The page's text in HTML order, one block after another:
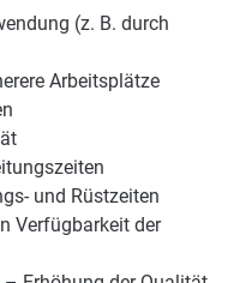
(z. B. durch
Arbeitsplätze
und Rüstzeiten
Verfügbarkeit der